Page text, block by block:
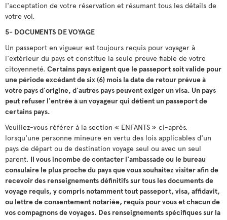
l'acceptation de votre réservation et résumant tous les détails de
votre vol.
5- DOCUMENTS DE VOYAGE
Un passeport en vigueur est toujours requis pour voyager à
l'extérieur du pays et constitue la seule preuve fiable de votre
citoyenneté. Certains pays exigent que le passeport soit valide pour
une période excédant de six (6) mois la date de retour prévue à
votre pays d'origine, d'autres pays peuvent exiger un visa. Un pays
peut refuser l'entrée à un voyageur qui détient un passeport de
certains pays.
Veuillez-vous référer à la section « ENFANTS » ci-après,
lorsqu'une personne mineure en vertu des lois applicables d'un
pays de départ ou de destination voyage seul ou avec un seul
parent. Il vous incombe de contacter l'ambassade ou le bureau
consulaire le plus proche du pays que vous souhaitez visiter afin de
recevoir des renseignements définitifs sur tous les documents de
voyage requis, y compris notamment tout passeport, visa, affidavit,
ou lettre de consentement notariée, requis pour vous et chacun de
vos compagnons de voyages. Des renseignements spécifiques sur la